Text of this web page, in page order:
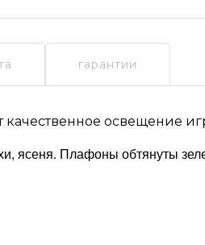
гарантии
качественное освещение
ясеня. Плафоны обтянуты